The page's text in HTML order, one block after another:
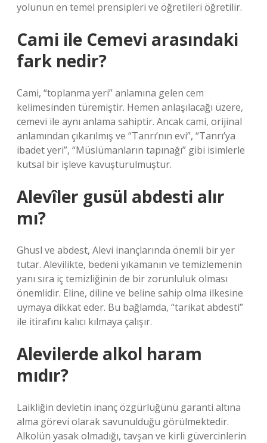
yolunun en temel prensipleri ve öğretileri öğretilir.
Cami ile Cemevi arasındaki
fark nedir?
Cami, “toplanma yeri” anlamına gelen cem
kelimesinden türemiştir. Hemen anlaşılacağı üzere,
cemevi ile aynı anlama sahiptir. Ancak cami, orijinal
anlamından çıkarılmış ve “Tanrı’nın evi”, “Tanrı’ya
ibadet yeri”, “Müslümanların tapınağı” gibi isimlerle
kutsal bir işleve kavuşturulmuştur.
Alevîler gusül abdesti alır
mı?
Ghusl ve abdest, Alevi inançlarında önemli bir yer
tutar. Alevilikte, bedeni yıkamanın ve temizlemenin
yanı sıra iç temizliğinin de bir zorunluluk olması
önemlidir. Eline, diline ve beline sahip olma ilkesine
uymaya dikkat eder. Bu bağlamda, “tarikat abdesti”
ile itirafını kalıcı kılmaya çalışır.
Alevilerde alkol haram
mıdır?
Laikliğin devletin inanç özgürlüğünü garanti altına
alma görevi olarak savunulduğu görülmektedir.
Alkolün yasak olmadığı, tavşan ve kirli güvercinlerin